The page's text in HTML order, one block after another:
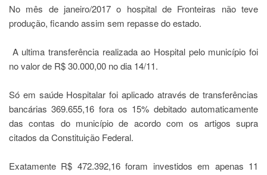
No mês de janeiro/2017 o hospital de Fronteiras não teve
produção, ficando assim sem repasse do estado.
A ultima transferência realizada ao Hospital pelo município foi
no valor de R$ 30.000,00 no dia 14/11.
Só em saúde Hospitalar foi aplicado através de transferências
bancárias 369.655,16 fora os 15% debitado automaticamente
das contas do município de acordo com os artigos supra
citados da Constituição Federal.
Exatamente R$ 472.392,16 foram investidos em apenas 11